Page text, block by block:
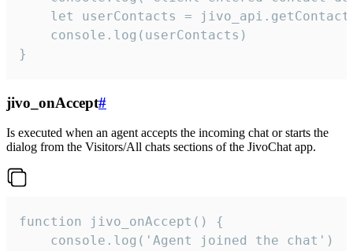
let userContacts =
    console.log(userContacts)
}
jivo_onAccept#
Is executed when an agent accepts the incoming chat or starts the
dialog from the Visitors/All chats sections of the JivoChat app.
function jivo_onAccept() {